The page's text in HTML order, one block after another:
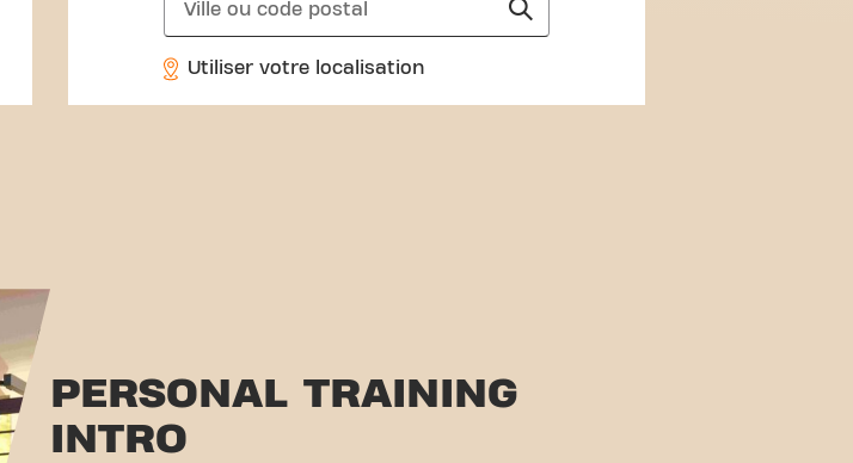
search
Utiliser votre localisation
PERSONAL TRAINING
INTRO